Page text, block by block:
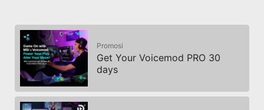
Promosi
Get Your Voicemod PRO 30
days